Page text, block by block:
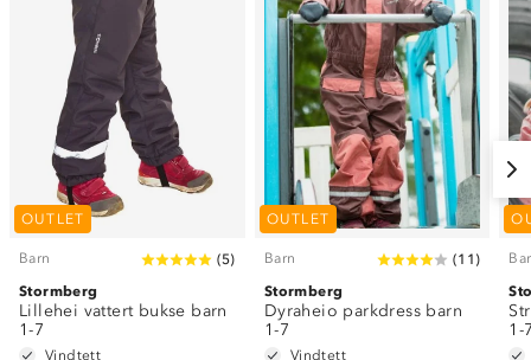
OUTLET
Barn (5)
Stormberg
Lillehei vattert bukse barn
1-7
Vindtett
OUTLET
Barn (11 )
Stormberg
Dyraheio parkdress barn
1-7
Vindtett
1-